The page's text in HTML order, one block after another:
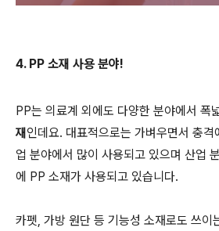
4. PP 소재 사용 분야!
PP는 의료계 외에도 다양한 분야에서 폭
재인데요. 대표적으로는 가벼우면서 충
업 분야에서 많이 사용되고 있으며 산업
에 PP 소재가 사용되고 있습니다.
카펫, 가방 원단 등 기능성 소재로도 쓰이